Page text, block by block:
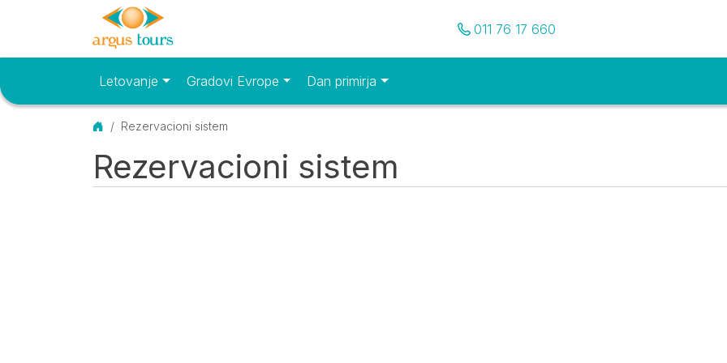
Pozovite nas
011 76 17 660
Osnovni meniLetovanje Gradovi Evrope Dan primirja
Početna
Rezervacioni sistem
Rezervacioni sistem